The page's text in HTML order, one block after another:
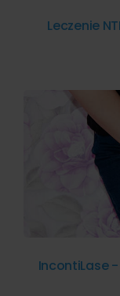
Leczenie
IncontiLase